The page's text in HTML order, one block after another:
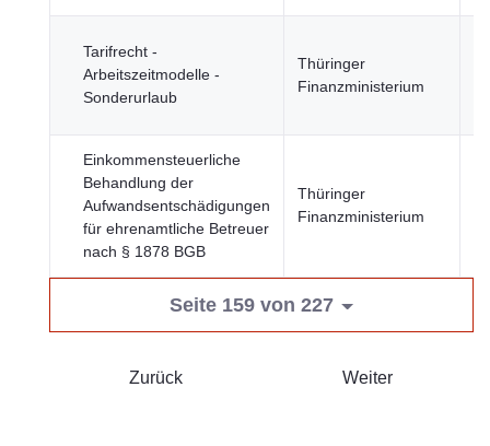
Tarifrecht -
Arbeitszeitmodelle -
Sonderurlaub
Thüringer
Finanzministerium
Einkommensteuerliche
Behandlung der
Aufwandsentschädigungen
für ehrenamtliche Betreuer
nach § 1878 BGB
Thüringer
Finanzministerium
Seite 159 von 227
Zurück Weiter